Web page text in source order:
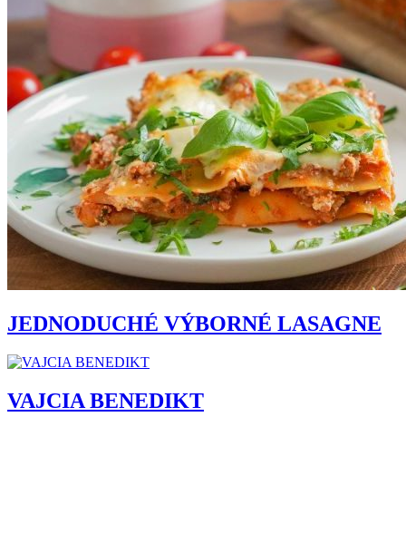
JEDNODUCHÉ VÝBORNÉ LASAGNE
VAJCIA BENEDIKT